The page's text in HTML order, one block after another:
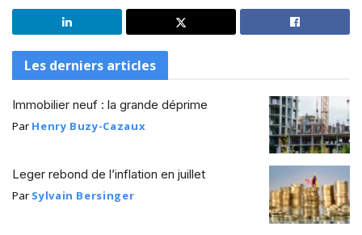
Les derniers articles
Immobilier neuf : la grande déprime
Par Henry Buzy-Cazaux
Leger rebond de l’inflation en juillet
Par Sylvain Bersinger